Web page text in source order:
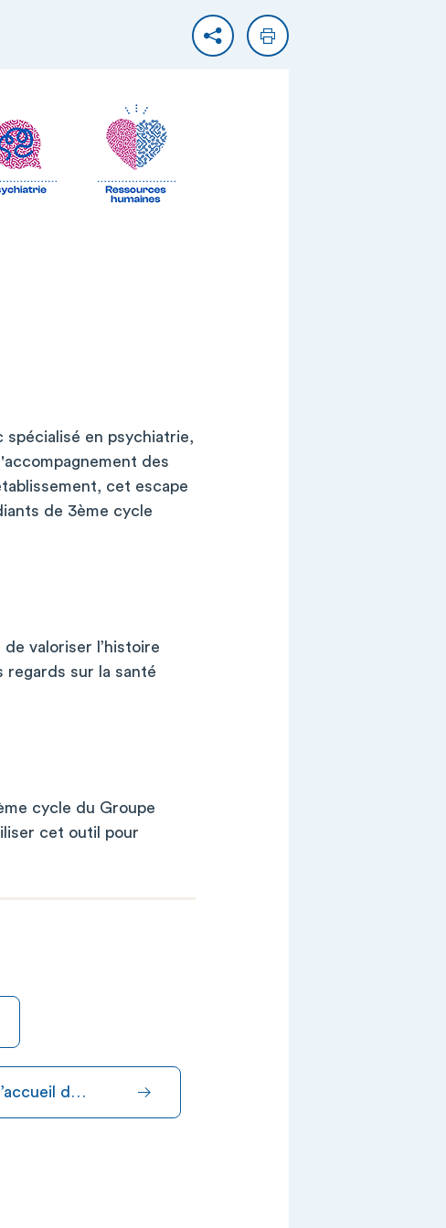
PartagerImprimer
spécialisé en psychiatrie,
des
cet escape
de 3ème cycle
valoriser l’histoire
regards sur la santé
cycle du Groupe
cet outil pour
d…